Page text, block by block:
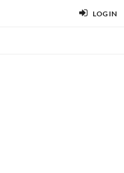
LOG IN